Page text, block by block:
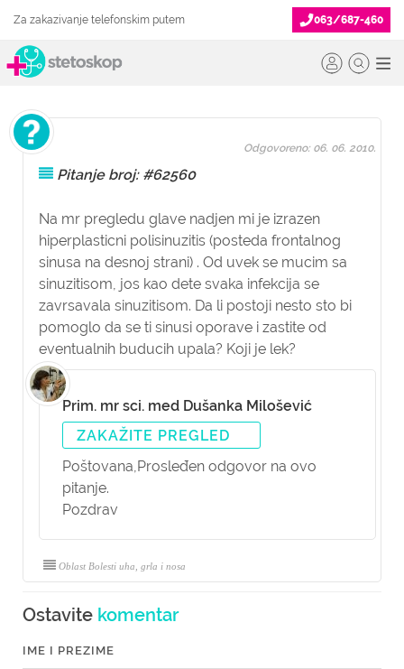
Za zakazivanje telefonskim putem 063/687-460
Pitanje broj: #62560
Na mr pregledu glave nadjen mi je izrazen
hiperplasticni polisinuzitis (posteda frontalnog
sinusa na desnoj strani) . Od uvek se mucim sa
sinuzitisom, jos kao dete svaka infekcija se
zavrsavala sinuzitisom. Da li postoji nesto sto bi
pomoglo da se ti sinusi oporave i zastite od
eventualnih buducih upala? Koji je lek?
Odgovoreno: 06. 06. 2010.
Prim. mr sci. med Dušanka Milošević
ZAKAŽITE PREGLED
Poštovana,Prosleđen odgovor na ovo
pitanje.
Pozdrav
Oblast Bolesti uha, grla i nosa
Ostavite komentar
IME I PREZIME